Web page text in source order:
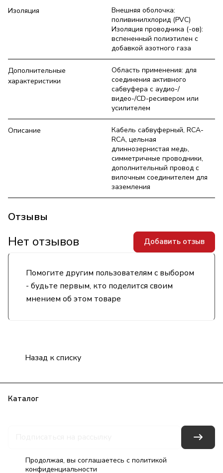
Изоляция
Внешняя оболочка:
поливинилхлорид (PVC)
Изоляция проводника (-ов):
вспененный полиэтилен с
добавкой азотного газа
Дополнительные
характеристики
Область применения: для
соединения активного
сабвуфера с аудио-/
видео-/CD-ресивером или
усилителем
Описание
Кабель сабвуферный, RCA-
RCA, цельная
длиннозернистая медь,
симметричные проводники,
дополнительный провод с
вилочным соединителем для
заземления
Отзывы
Помогите другим пользователям с выбором
- будьте первым, кто поделится своим
мнением об этом товаре
Нет отзывов Добавить отзыв
Назад к списку
Каталог
Продолжая, вы соглашаетесь с политикой
конфиденциальности